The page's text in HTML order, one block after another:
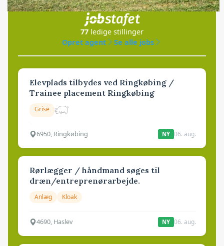
i samarbejde med
77 ledige stillinger
Opret agent
Se alle jobs
Elevplads tilbydes ved Ringkøbing /
Trainee placement Ringkøbing
Grise
6950, Ringkøbing NY 06. aug.
Rørlægger / håndmand søges til
dræn/entreprenørarbejde.
Anlæg Kloak
4690, Haslev NY 06. aug.